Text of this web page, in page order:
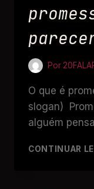
Por
O que é
slogan)
alguém
CONTINUAR